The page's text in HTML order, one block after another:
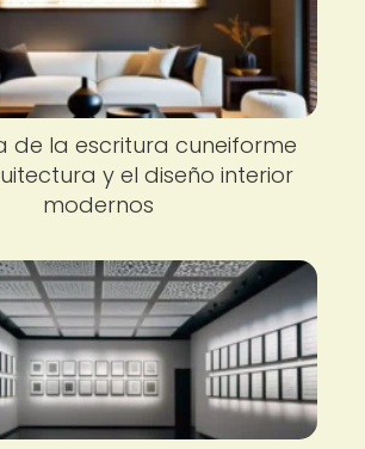
de la escritura cuneiforme
y el diseño interior
modernos